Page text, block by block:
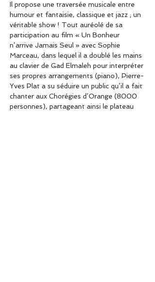
Il propose une traversée musicale entre
humour et fantaisie, classique et jazz ; un
véritable show ! Tout auréolé de sa
participation au film « Un Bonheur
n’arrive Jamais Seul » avec Sophie
Marceau, dans lequel il a doublé les mains
au clavier de Gad Elmaleh pour interpréter
ses propres arrangements (piano), Pierre-
Yves Plat a su séduire un public qu’il a fait
chanter aux Chorégies d’Orange (8000
personnes), partageant ainsi le plateau